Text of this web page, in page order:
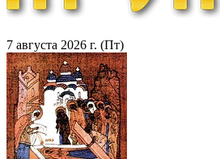
7 августа 2026 г. (Пт)